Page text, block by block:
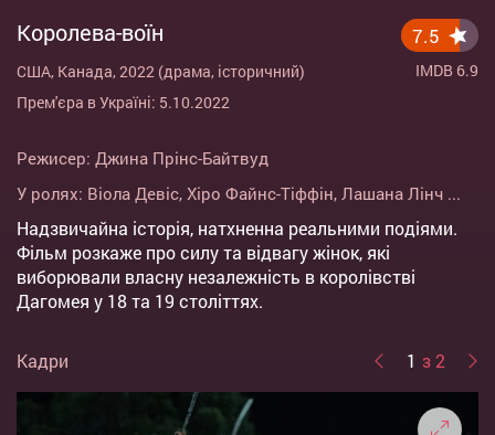
Королева-воїн
США, Канада, 2022 (драма, історичний)
Прем'єра в Україні: 5.10.2022
7.5
IMDB 6.9
Режисер: Джина Прінс-Байтвуд
У ролях: Віола Девіс, Хіро Файнс-Тіффін, Лашана Лінч ...
Надзвичайна історія, натхненна реальними подіями.
Фільм розкаже про силу та відвагу жінок, які
виборювали власну незалежність в королівстві
Дагомея у 18 та 19 століттях.
Кадри 1 з 2